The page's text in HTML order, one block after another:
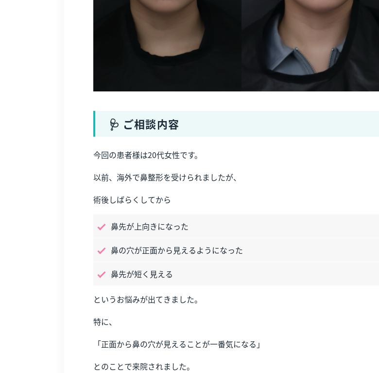
🩺 ご相談内容
今回の患者様は20代女性です。
以前、海外で鼻整形を受けられましたが、
術後しばらくしてから
鼻先が上向きになった
鼻の穴が正面から見えるようになった
鼻先が短く見える
というお悩みが出てきました。
特に、
「正面から鼻の穴が見えることが一番気になる」
とのことで来院されました。